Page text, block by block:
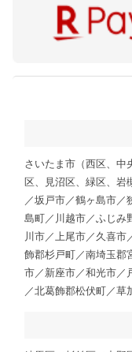
さいたま市（西区、中
区、見沼区、緑区、岩
／坂戸市／鶴ヶ島市／
島町／川越市／ふじみ
川市／上尾市／久喜市
飾郡杉戸町／南埼玉郡
市／新座市／和光市／
／北葛飾郡松伏町／草